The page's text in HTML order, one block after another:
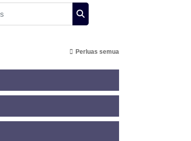
Perluas semua